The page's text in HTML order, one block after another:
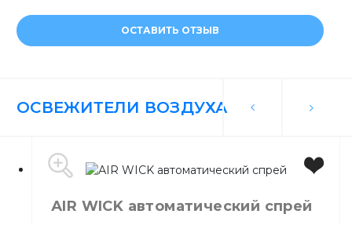
ОСТАВИТЬ ОТЗЫВ
ОСВЕЖИТЕЛИ ВОЗДУХА
АIR WICK автоматический спрей